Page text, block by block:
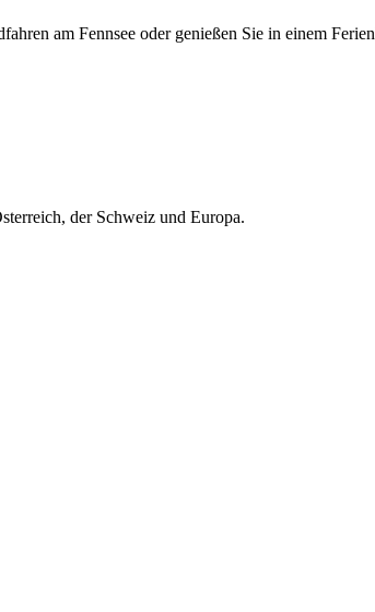
am Fennsee oder genießen Sie in einem
der Schweiz und Europa.